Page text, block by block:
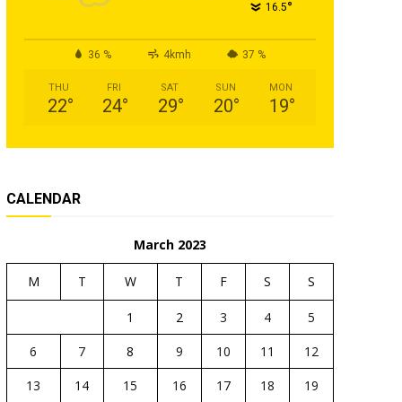
16.5°
36 % 4kmh 37 %
THU
22°
FRI
24°
SAT
29°
SUN
20°
MON
19°
CALENDAR
March 2023
M T W T F S S
1 2 3 4
5
6
7 8 9 10 11
12
13
14 15 16 17 18
19